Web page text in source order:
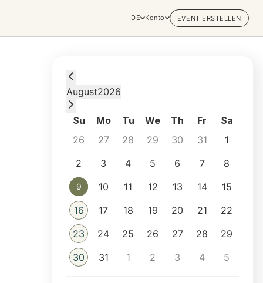
DE Konto EVENT ERSTELLEN
Sunday, August 9, 2026 at 11:00 AM
August2026
Su Mo Tu We Th Fr
Sa
26
27 28 29 30 31
1
2
3 4 5 6 7 8
9
9
10 11 12 13 14
15
16
17 18 19 20 21
22
23
24 25 26 27 28
29
30
31 1 2 3 4
5